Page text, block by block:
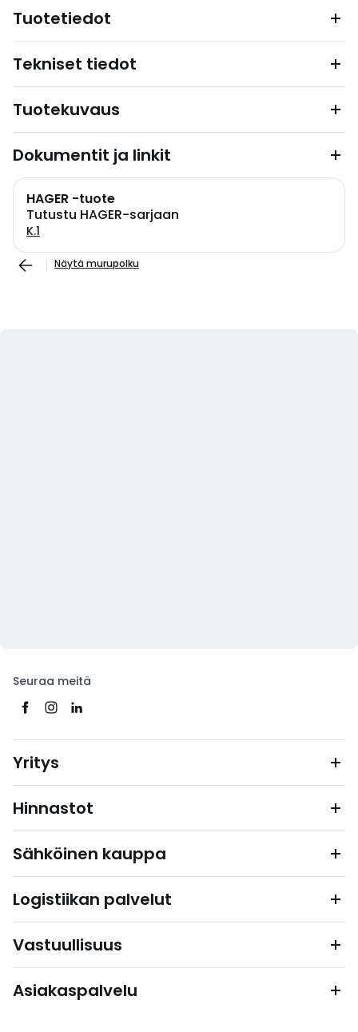
Tuotetiedot
Tekniset tiedot
Tuotekuvaus
Dokumentit ja linkit
HAGER -tuote
Tutustu HAGER-sarjaan
K.1
Näytä murupolku
Seuraa meitä
Yritys
Hinnastot
Sähköinen kauppa
Logistiikan palvelut
Vastuullisuus
Asiakaspalvelu